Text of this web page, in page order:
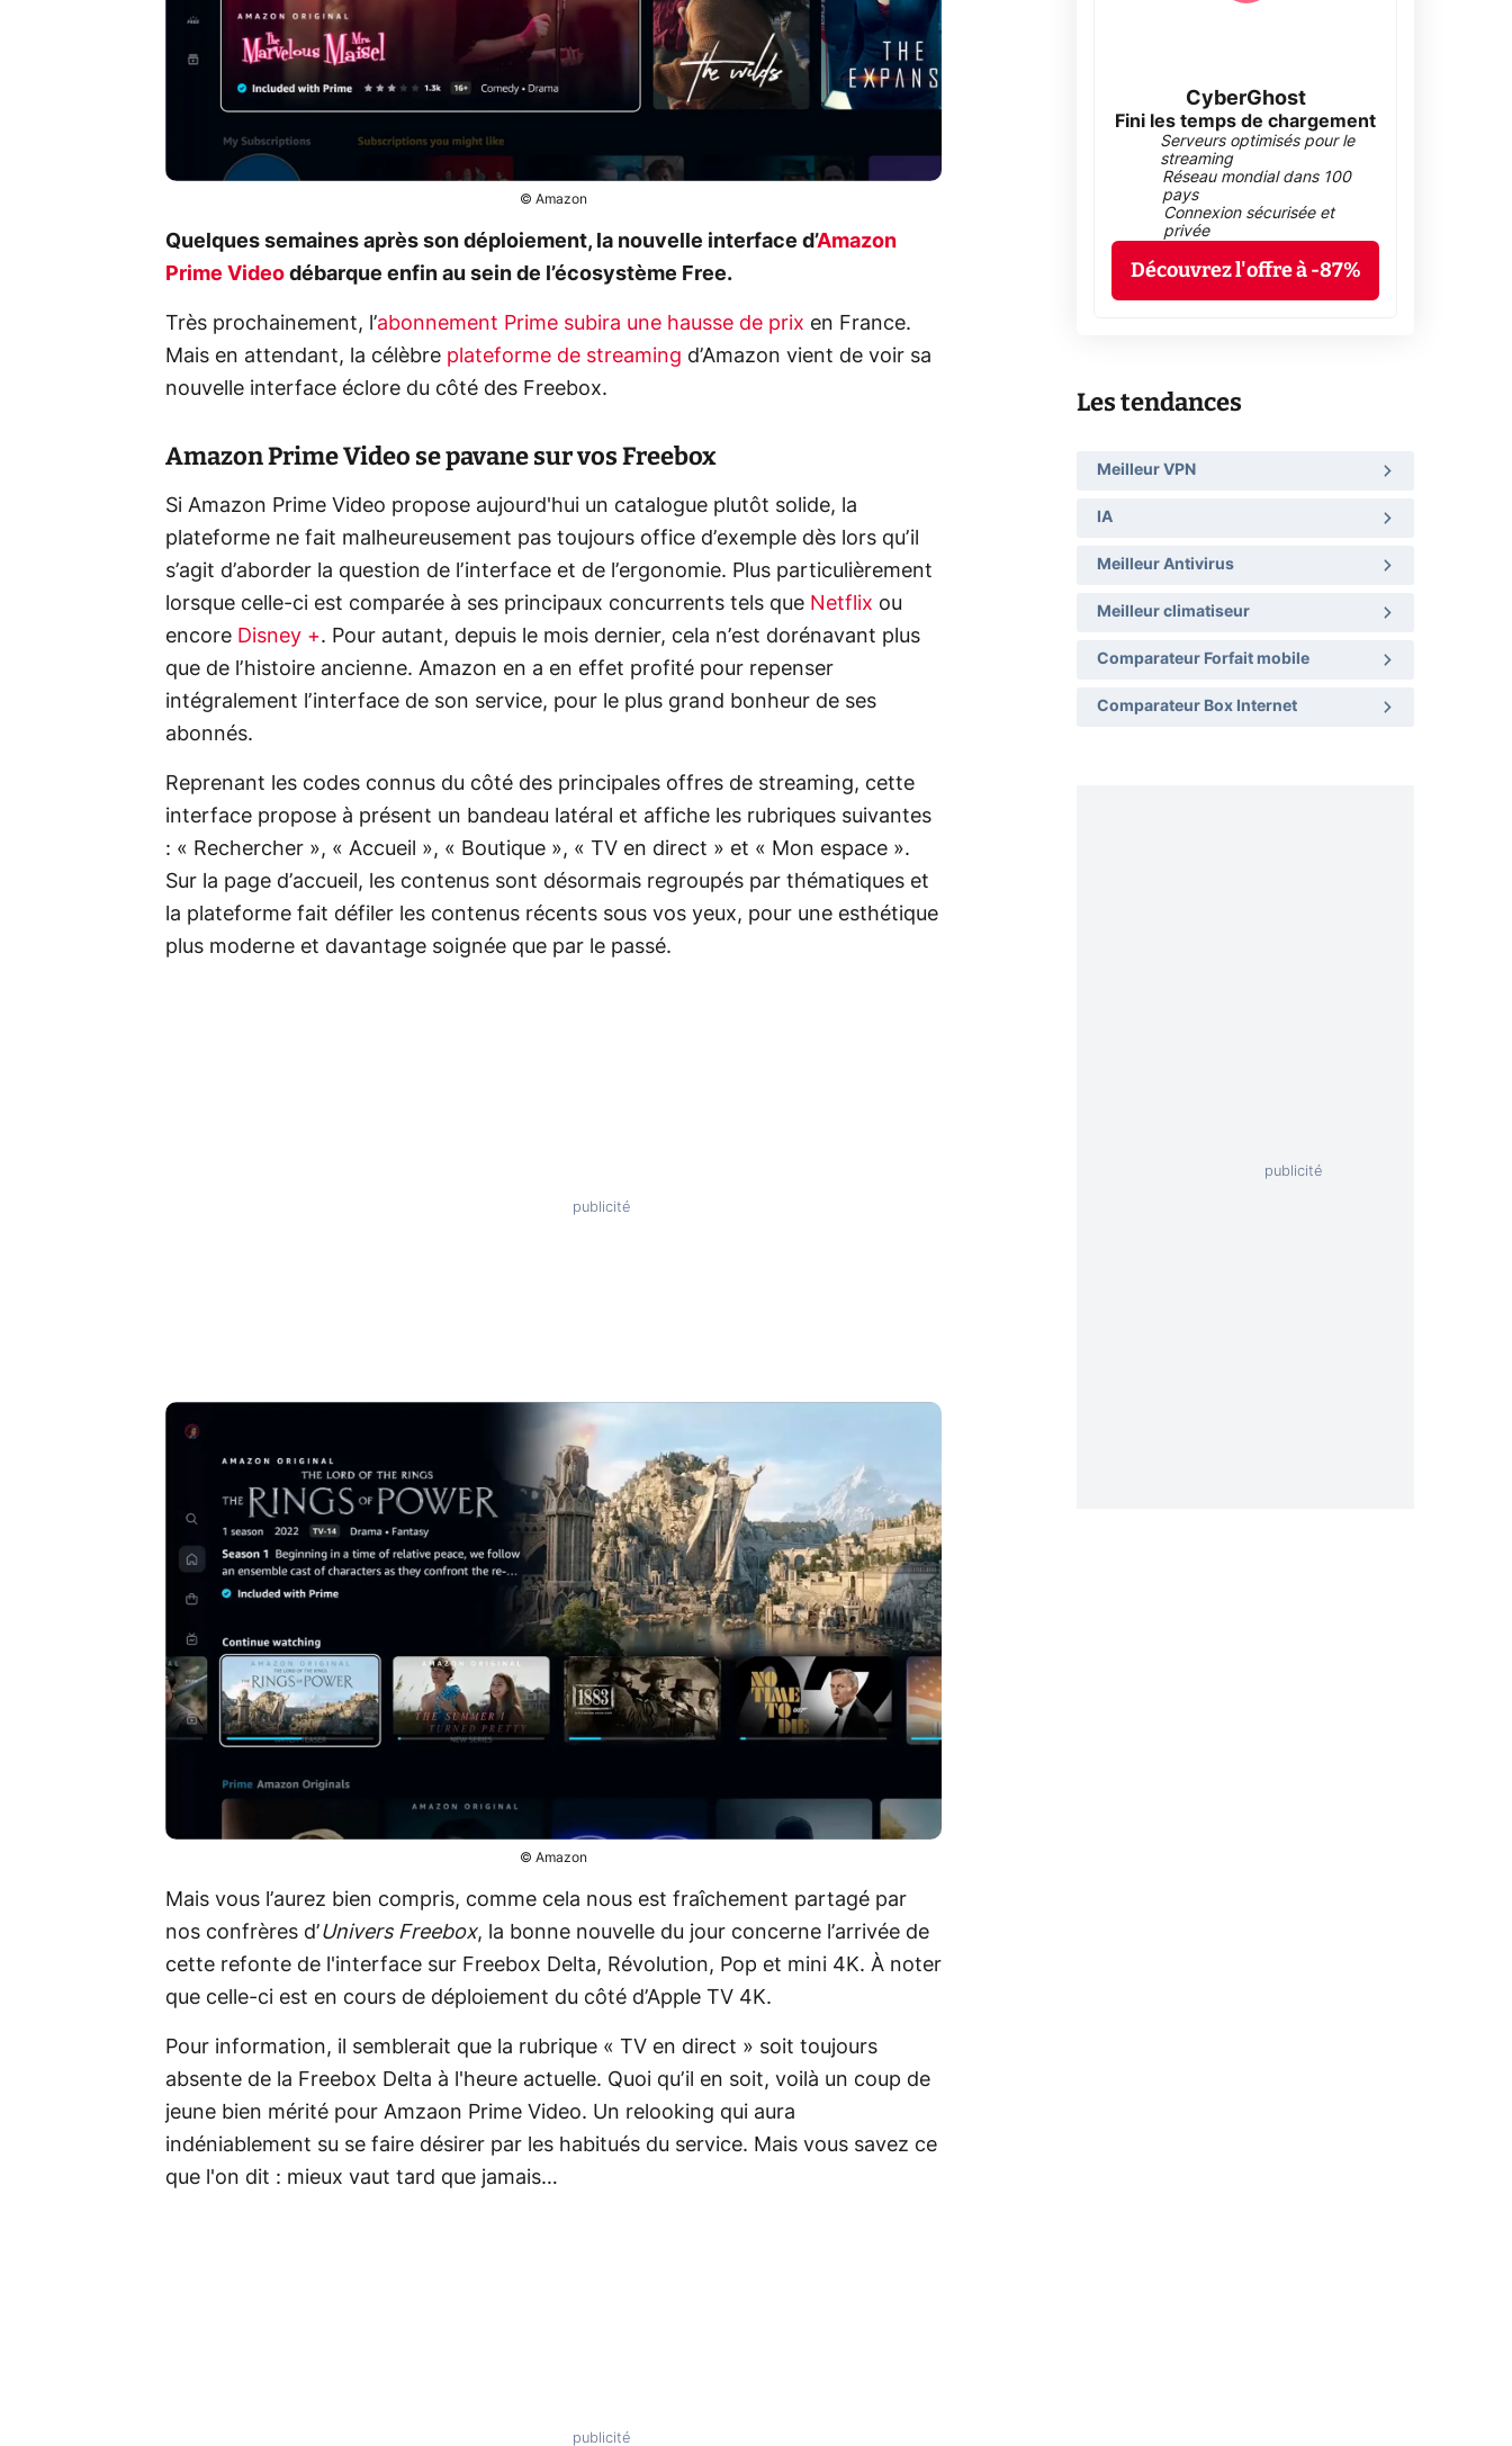
© Amazon
Quelques semaines après son déploiement, la nouvelle interface d’Amazon
Prime Video débarque enfin au sein de l’écosystème Free.
Très prochainement, l’abonnement Prime subira une hausse de prix en France.
Mais en attendant, la célèbre plateforme de streaming d’Amazon vient de voir sa
nouvelle interface éclore du côté des Freebox.
Amazon Prime Video se pavane sur vos Freebox
Si Amazon Prime Video propose aujourd'hui un catalogue plutôt solide, la
plateforme ne fait malheureusement pas toujours office d’exemple dès lors qu’il
s’agit d’aborder la question de l’interface et de l’ergonomie. Plus particulièrement
lorsque celle-ci est comparée à ses principaux concurrents tels que Netflix ou
encore Disney +. Pour autant, depuis le mois dernier, cela n’est dorénavant plus
que de l’histoire ancienne. Amazon en a en effet profité pour repenser
intégralement l’interface de son service, pour le plus grand bonheur de ses
abonnés.
Reprenant les codes connus du côté des principales offres de streaming, cette
interface propose à présent un bandeau latéral et affiche les rubriques suivantes
: « Rechercher », « Accueil », « Boutique », « TV en direct » et « Mon espace ».
Sur la page d’accueil, les contenus sont désormais regroupés par thématiques et
la plateforme fait défiler les contenus récents sous vos yeux, pour une esthétique
plus moderne et davantage soignée que par le passé.
© Amazon
Mais vous l’aurez bien compris, comme cela nous est fraîchement partagé par
nos confrères d’Univers Freebox, la bonne nouvelle du jour concerne l’arrivée de
cette refonte de l'interface sur Freebox Delta, Révolution, Pop et mini 4K. À noter
que celle-ci est en cours de déploiement du côté d’Apple TV 4K.
Pour information, il semblerait que la rubrique « TV en direct » soit toujours
absente de la Freebox Delta à l'heure actuelle. Quoi qu’il en soit, voilà un coup de
jeune bien mérité pour Amzaon Prime Video. Un relooking qui aura
indéniablement su se faire désirer par les habitués du service. Mais vous savez ce
que l'on dit : mieux vaut tard que jamais…
CyberGhost
Fini les temps de chargement
Serveurs optimisés pour le
streaming
Réseau mondial dans 100
pays
Connexion sécurisée et
privée
Découvrez l'offre à -87%
Les tendances
Meilleur VPN
IA
Meilleur Antivirus
Meilleur climatiseur
Comparateur Forfait mobile
Comparateur Box Internet